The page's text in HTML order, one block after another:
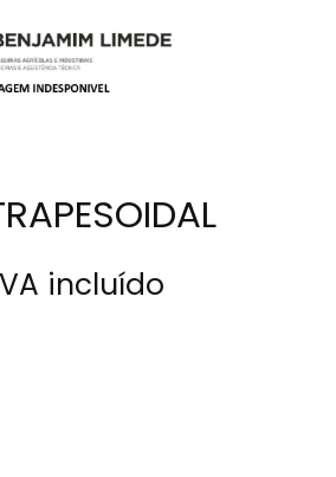
incluído